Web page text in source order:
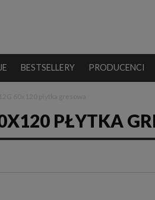
BESTSELLERY PRODUCENCI
PŁYTKA